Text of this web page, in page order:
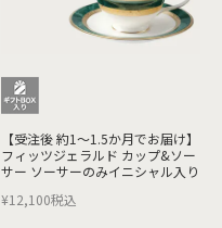
【受注後 約1～1.5か月でお届け】
フィッツジェラルド カップ&ソー
サー ソーサーのみイニシャル入り
¥12,100税込